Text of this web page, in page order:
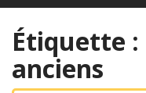
Étiquette :
anciens